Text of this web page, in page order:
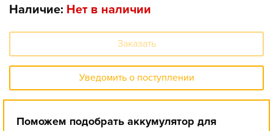
Наличие: Нет в наличии
Заказать
Уведомить о поступлении
Поможем подобрать аккумулятор для